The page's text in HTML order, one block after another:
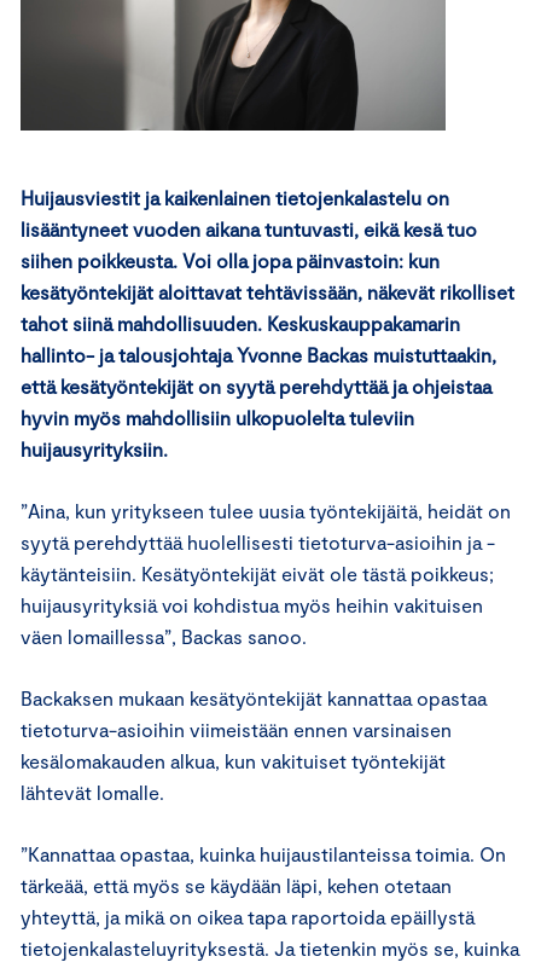
Huijausviestit ja kaikenlainen tietojenkalastelu on
lisääntyneet vuoden aikana tuntuvasti, eikä kesä tuo
siihen poikkeusta. Voi olla jopa päinvastoin: kun
kesätyöntekijät aloittavat tehtävissään, näkevät rikolliset
tahot siinä mahdollisuuden. Keskuskauppakamarin
hallinto- ja talousjohtaja Yvonne Backas muistuttaakin,
että kesätyöntekijät on syytä perehdyttää ja ohjeistaa
hyvin myös mahdollisiin ulkopuolelta tuleviin
huijausyrityksiin.
”Aina, kun yritykseen tulee uusia työntekijäitä, heidät on
syytä perehdyttää huolellisesti tietoturva-asioihin ja -
käytänteisiin. Kesätyöntekijät eivät ole tästä poikkeus;
huijausyrityksiä voi kohdistua myös heihin vakituisen
väen lomaillessa”, Backas sanoo.
Backaksen mukaan kesätyöntekijät kannattaa opastaa
tietoturva-asioihin viimeistään ennen varsinaisen
kesälomakauden alkua, kun vakituiset työntekijät
lähtevät lomalle.
”Kannattaa opastaa, kuinka huijaustilanteissa toimia. On
tärkeää, että myös se käydään läpi, kehen otetaan
yhteyttä, ja mikä on oikea tapa raportoida epäillystä
tietojenkalasteluyrityksestä. Ja tietenkin myös se, kuinka